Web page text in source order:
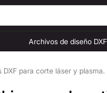
Archivos de diseño DXF
para corte láser y